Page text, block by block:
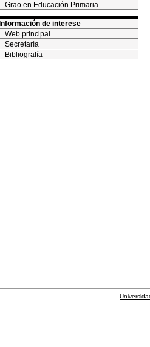
Grao en Educación Primaria
Información de interese
Web principal
Secretaría
Bibliografía